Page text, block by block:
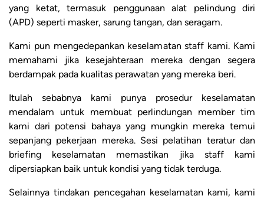
yang ketat, termasuk penggunaan alat pelindung diri
(APD) seperti masker, sarung tangan, dan seragam.
Kami pun mengedepankan keselamatan staff kami. Kami
memahami jika kesejahteraan mereka dengan segera
berdampak pada kualitas perawatan yang mereka beri.
Itulah sebabnya kami punya prosedur keselamatan
mendalam untuk membuat perlindungan member tim
kami dari potensi bahaya yang mungkin mereka temui
sepanjang pekerjaan mereka. Sesi pelatihan teratur dan
briefing keselamatan memastikan jika staff kami
dipersiapkan baik untuk kondisi yang tidak terduga.
Selainnya tindakan pencegahan keselamatan kami, kami